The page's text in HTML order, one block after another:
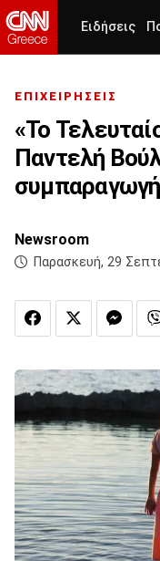
Ειδήσεις
ΕΠΙΧΕΙΡΗΣΕΙΣ
«Το
Παντελή
συμπαραγωγή
Newsroom
Παρασκευή, 29